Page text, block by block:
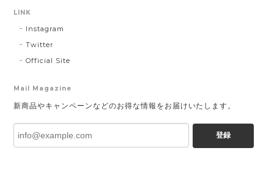
LINK
Instagram
Twitter
Official Site
Mail Magazine
新商品やキャンペーンなどのお得な情報をお届けいたします。
登録